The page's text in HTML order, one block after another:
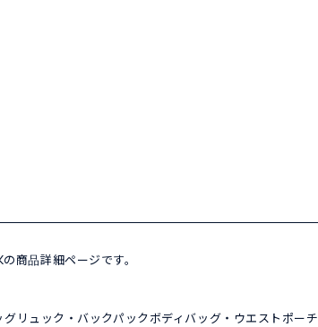
商品詳細ページです。
グリュック・バックパックボディバッグ・ウエストポーチ